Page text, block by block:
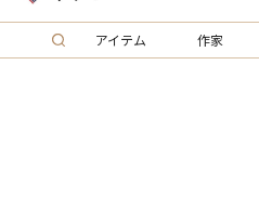
アイテム 作家